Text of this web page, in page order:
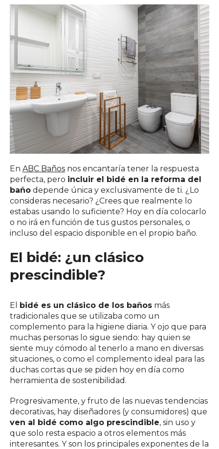
En ABC Baños nos encantaría tener la respuesta
perfecta, pero incluir el bidé en la reforma del
baño depende única y exclusivamente de ti. ¿Lo
consideras necesario? ¿Crees que realmente lo
estabas usando lo suficiente? Hoy en día colocarlo
o no irá en función de tus gustos personales, o
incluso del espacio disponible en el propio baño.
El bidé: ¿un clásico
prescindible?
El bidé es un clásico de los baños más
tradicionales que se utilizaba como un
complemento para la higiene diaria. Y ojo que para
muchas personas lo sigue siendo: hay quien se
siente muy cómodo al tenerlo a mano en diversas
situaciones, o como el complemento ideal para las
duchas cortas que se piden hoy en día como
herramienta de sostenibilidad.
Progresivamente, y fruto de las nuevas tendencias
decorativas, hay diseñadores (y consumidores) que
ven al bidé como algo prescindible, sin uso y
que solo resta espacio a otros elementos más
interesantes. Y son los principales exponentes de la